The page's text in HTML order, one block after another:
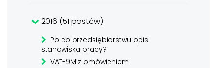
2016 (51 postów)
Po co przedsiębiorstwu opis
stanowiska pracy?
VAT-9M z omówieniem